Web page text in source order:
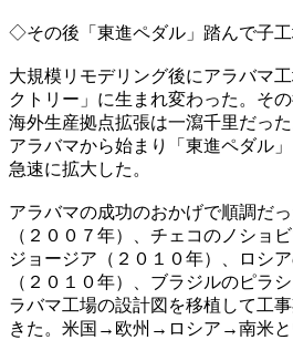
◇その後「東進ペダル」踏んで子工
大規模リモデリング後にアラバマ
クトリー」に生まれ変わった。そ
海外生産拠点拡張は一瀉千里だっ
アラバマから始まり「東進ペダル
急速に拡大した。
アラバマの成功のおかげで順調だ
（２００７年）、チェコのノショ
ジョージア（２０１０年）、ロシ
（２０１０年）、ブラジルのピラ
ラバマ工場の設計図を移植して工
きた。米国→欧州→ロシア→南米と